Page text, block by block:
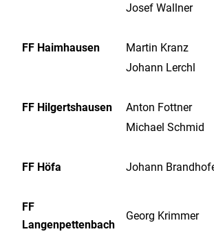
Josef Wallner
FF Haimhausen
Martin Kranz
Johann Lerchl
FF Hilgertshausen
Anton Fottner
Michael Schmid
FF Höfa Johann
FF
Langenpettenbach
Georg Krimmer